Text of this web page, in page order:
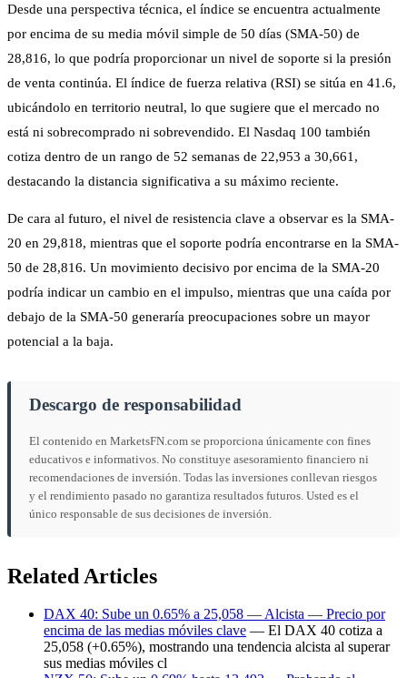
Desde una perspectiva técnica, el índice se encuentra actualmente
por encima de su media móvil simple de 50 días (SMA-50) de
28,816, lo que podría proporcionar un nivel de soporte si la presión
de venta continúa. El índice de fuerza relativa (RSI) se sitúa en 41.6,
ubicándolo en territorio neutral, lo que sugiere que el mercado no
está ni sobrecomprado ni sobrevendido. El Nasdaq 100 también
cotiza dentro de un rango de 52 semanas de 22,953 a 30,661,
destacando la distancia significativa a su máximo reciente.
De cara al futuro, el nivel de resistencia clave a observar es la SMA-
20 en 29,818, mientras que el soporte podría encontrarse en la SMA-
50 de 28,816. Un movimiento decisivo por encima de la SMA-20
podría indicar un cambio en el impulso, mientras que una caída por
debajo de la SMA-50 generaría preocupaciones sobre un mayor
potencial a la baja.
Descargo de responsabilidad
El contenido en MarketsFN.com se proporciona únicamente con fines
educativos e informativos. No constituye asesoramiento financiero ni
recomendaciones de inversión. Todas las inversiones conllevan riesgos
y el rendimiento pasado no garantiza resultados futuros. Usted es el
único responsable de sus decisiones de inversión.
Related Articles
DAX 40: Sube un 0.65% a 25,058 — Alcista — Precio por
encima de las medias móviles clave — El DAX 40 cotiza a
25,058 (+0.65%), mostrando una tendencia alcista al superar
sus medias móviles cl